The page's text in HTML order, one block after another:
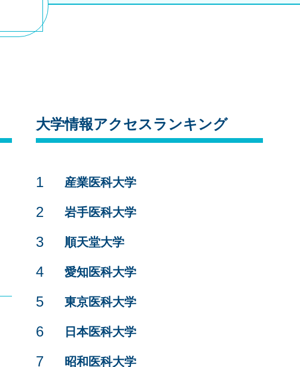
大学情報アクセスランキング
1 産業医科大学
2 岩手医科大学
3 順天堂大学
4 愛知医科大学
5 東京医科大学
6 日本医科大学
7 昭和医科大学